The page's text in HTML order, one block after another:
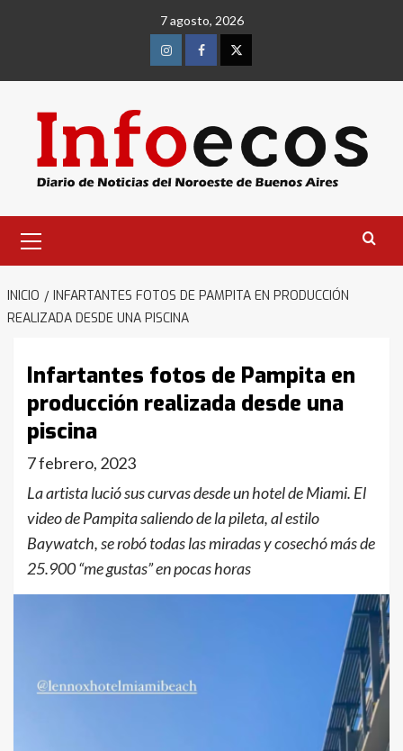
7 agosto, 2026
InstagramFacebookTwitter
primario
INICIO
INFARTANTES FOTOS DE PAMPITA EN PRODUCCIÓN
REALIZADA DESDE UNA PISCINA
Infartantes fotos de Pampita en
producción realizada desde una
piscina
7 febrero, 2023
La artista lució sus curvas desde un hotel de Miami. El
video de Pampita saliendo de la pileta, al estilo
Baywatch, se robó todas las miradas y cosechó más de
25.900 “me gustas” en pocas horas